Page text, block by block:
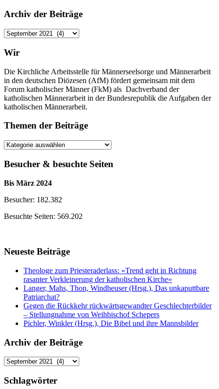
Archiv der Beiträge
Archiv
Beiträge
Wir
Die Kirchliche Arbeitsstelle für Männerseelsorge und Männerarbeit
in den deutschen Diözesen (AfM) fördert gemeinsam mit dem
Forum katholischer Männer (FkM) als Dachverband der
katholischen Männerarbeit in der Bundesrepublik die Aufgaben der
katholischen Männerarbeit.
Themen der Beiträge
Themen
Beiträge
Besucher & besuchte Seiten
Bis März 2024
Besucher: 182.382
Besuchte Seiten: 569.202
Neueste Beiträge
Theologe zum Priesteraderlass: «Trend geht in Richtung
rasanter Verkleinerung der katholischen Kirche»
Langer, Mahs, Thon, Windheuser (Hrsg.), Das unkaputtbare
Patriarchat?
Gegen die Rückkehr rückwärtsgewandter Geschlechterbilder
– Stellungnahme von Weihbischof Schepers
Pichler, Winkler (Hrsg.), Die Bibel und ihre Mannsbilder
Archiv der Beiträge
Archiv
Beiträge
Schlagwörter